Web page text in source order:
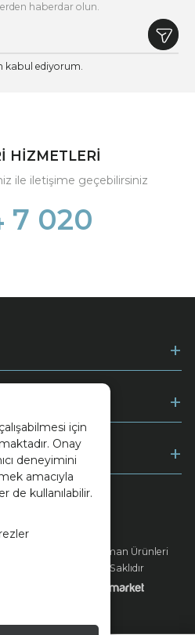
için
Onay
deneyimini
amacıyla
de kullanılabilir.
haberdar olun.
kabul ediyorum.
HİZMETLERİ
ile iletişime geçebilirsiniz
7 020
Enerji Seramik Orman Ürünleri
A.Ş. - Tüm Hakları Saklıdır